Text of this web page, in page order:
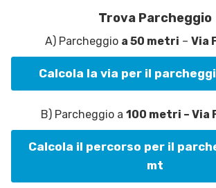
Trova Parcheggio
A) Parcheggio a 50 metri – Via
Calcola la via per il
B) Parcheggio a 100 metri – Via
Calcola il percorso per il
mt